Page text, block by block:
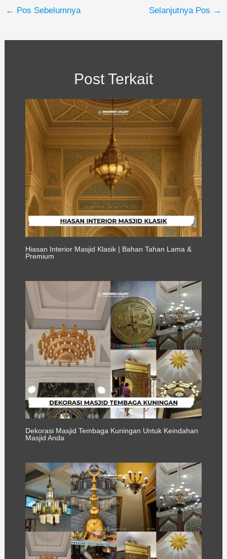
← Pos Sebelumnya Selanjutnya Pos →
Post Terkait
Hiasan Interior Masjid Klasik | Bahan Tahan Lama &
Premium
Dekorasi Masjid Tembaga Kuningan Untuk Keindahan
Masjid Anda